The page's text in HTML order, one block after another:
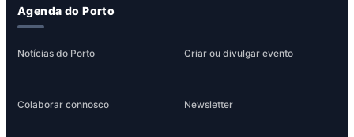
Agenda do Porto
Notícias do Porto Criar ou divulgar evento
Colaborar connosco Newsletter